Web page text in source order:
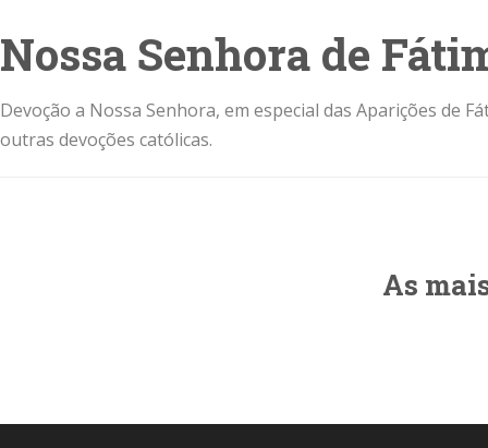
Nossa Senhora de
Devoção a Nossa Senhora, em especial das Aparições de
outras devoções católicas.
As